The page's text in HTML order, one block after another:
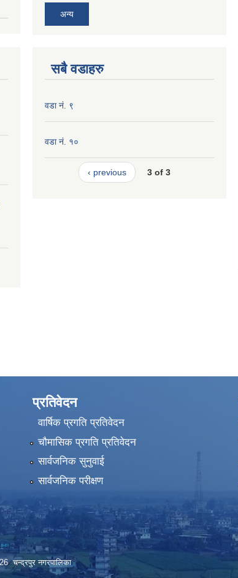
अन्य
सबै वडाहरु
वडा नं. ९
वडा नं. १०
‹ previous 3 of 3
प्रतिवेदन
वार्षिक प्रगति प्रतिवेदन
चौमासिक प्रगति प्रतिवेदन
सार्वजनिक सुनुवाई
सार्वजनिक परीक्षण
चन्द्रपुर नगरपालिका